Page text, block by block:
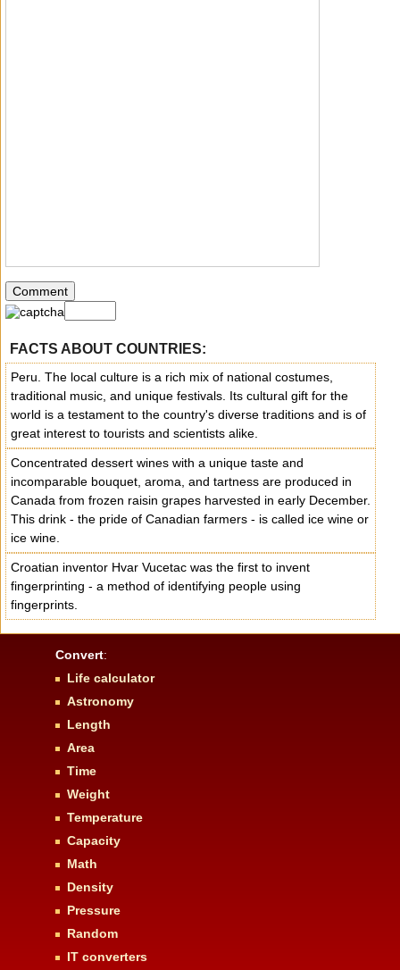
FACTS ABOUT COUNTRIES:
Peru. The local culture is a rich mix of national costumes,
traditional music, and unique festivals. Its cultural gift for the
world is a testament to the country's diverse traditions and is of
great interest to tourists and scientists alike.
Concentrated dessert wines with a unique taste and
incomparable bouquet, aroma, and tartness are produced in
Canada from frozen raisin grapes harvested in early December.
This drink - the pride of Canadian farmers - is called ice wine or
ice wine.
Croatian inventor Hvar Vucetac was the first to invent
fingerprinting - a method of identifying people using
fingerprints.
Convert:
Life calculator
Astronomy
Length
Area
Time
Weight
Temperature
Capacity
Math
Density
Pressure
Random
IT converters